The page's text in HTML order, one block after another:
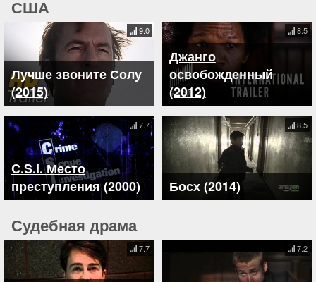
США
Лучше звоните Солу
(2015)
9.0
Джанго
освобожденный
(2012)
8.5
C.S.I. Место
преступления (2000)
7.7
Босх (2014)
8.5
Судебная драма
7.7 7.2